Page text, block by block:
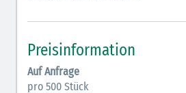
Rahmen)
Elektrolyte (grün-pink)
Elektrolyte Kalium (grün-blau)
Preisinformation
Auf Anfrage
pro 500 Stück